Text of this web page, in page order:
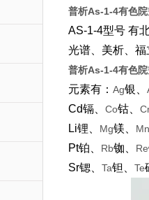
普析As-1-4有色
AS-1-4型号 有
光谱、美析、
普析As-1-4有色
元素有：Ag银、
Cd镉、Co钴、
Li锂、 Mg镁、
Pt铂、 Rb铷、 Re
Sr锶、Ta钽、Te